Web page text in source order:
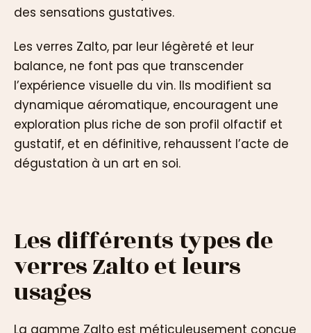
des sensations gustatives.
Les verres Zalto, par leur légèreté et leur
balance, ne font pas que transcender
l’expérience visuelle du vin. Ils modifient sa
dynamique aéromatique, encouragent une
exploration plus riche de son profil olfactif et
gustatif, et en définitive, rehaussent l’acte de
dégustation à un art en soi.
Les différents types de
verres Zalto et leurs
usages